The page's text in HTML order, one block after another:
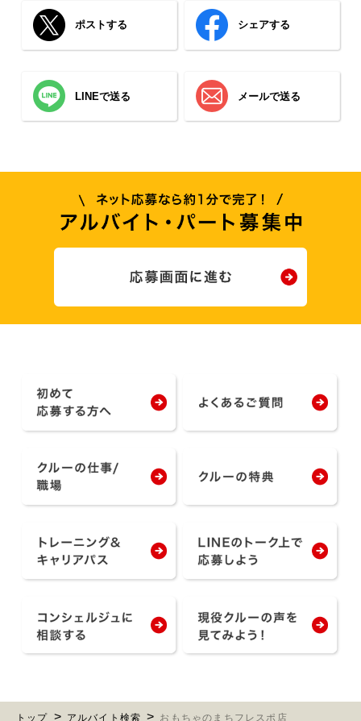
ポストする シェアする
LINEで送る メールで送る
トップ アルバイト検索 おもちゃのまちフレスポ店